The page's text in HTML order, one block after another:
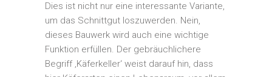
Dies ist nicht nur eine interessante Variante,
um das Schnittgut loszuwerden. Nein,
dieses Bauwerk wird auch eine wichtige
Funktion erfüllen. Der gebräuchlichere
Begriff ‚Käferkeller‘ weist darauf hin, dass